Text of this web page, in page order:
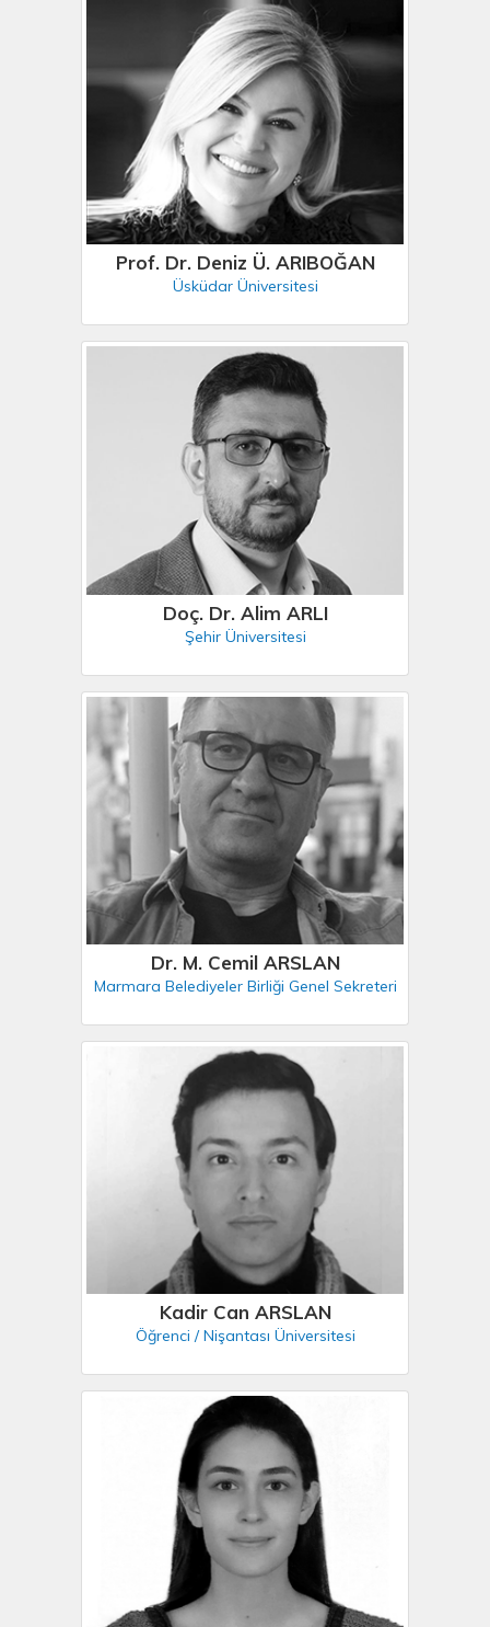
Prof. Dr. Deniz Ü. ARIBOĞAN
Üsküdar Üniversitesi
Doç. Dr. Alim ARLI
Şehir Üniversitesi
Dr. M. Cemil ARSLAN
Marmara Belediyeler Birliği Genel Sekreteri
Kadir Can ARSLAN
Öğrenci / Nişantası Üniversitesi